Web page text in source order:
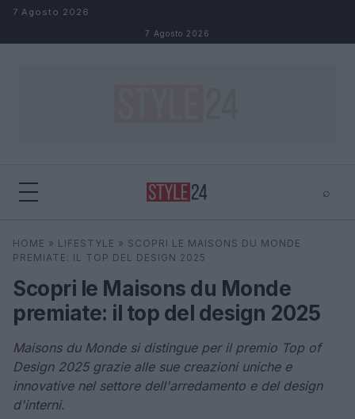
Salta al contenuto
7 Agosto 2026
7 Agosto 2026
⌕
Cerca ⌕
HOME » LIFESTYLE » SCOPRI LE MAISONS DU MONDE
PREMIATE: IL TOP DEL DESIGN 2025
Scopri le Maisons du Monde
premiate: il top del design 2025
Maisons du Monde si distingue per il premio Top of
Design 2025 grazie alle sue creazioni uniche e
innovative nel settore dell'arredamento e del design
d'interni.